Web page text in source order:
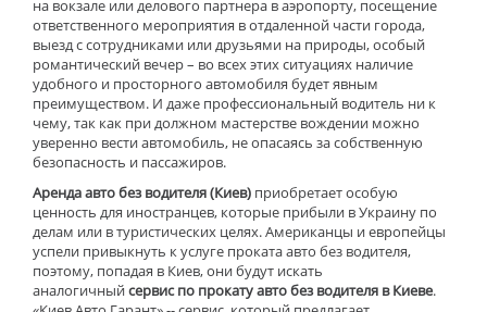
на вокзале или делового партнера в аэропорту, посещение
ответственного мероприятия в отдаленной части города,
выезд с сотрудниками или друзьями на природы, особый
романтический вечер – во всех этих ситуациях наличие
удобного и просторного автомобиля будет явным
преимуществом. И даже профессиональный водитель ни к
чему, так как при должном мастерстве вождении можно
уверенно вести автомобиль, не опасаясь за собственную
безопасность и пассажиров.
Аренда авто без водителя (Киев) приобретает особую
ценность для иностранцев, которые прибыли в Украину по
делам или в туристических целях. Американцы и европейцы
успели привыкнуть к услуге проката авто без водителя,
поэтому, попадая в Киев, они будут искать
аналогичныйсервис по прокату авто без водителя в Киеве.